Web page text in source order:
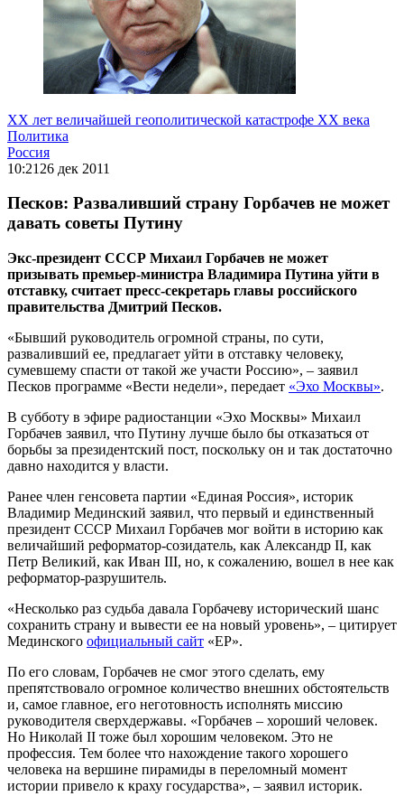
ХХ лет величайшей геополитической катастрофе ХХ века
Политика
Россия
10:21 26 дек 2011
Песков: Разваливший страну Горбачев не может
давать советы Путину
Экс-президент СССР Михаил Горбачев не может
призывать премьер-министра Владимира Путина уйти в
отставку, считает пресс-секретарь главы российского
правительства Дмитрий Песков.
«Бывший руководитель огромной страны, по сути,
разваливший ее, предлагает уйти в отставку человеку,
сумевшему спасти от такой же участи Россию», – заявил
Песков программе «Вести недели», передает «Эхо Москвы».
В субботу в эфире радиостанции «Эхо Москвы» Михаил
Горбачев заявил, что Путину лучше было бы отказаться от
борьбы за президентский пост, поскольку он и так достаточно
давно находится у власти.
Ранее член генсовета партии «Единая Россия», историк
Владимир Мединский заявил, что первый и единственный
президент СССР Михаил Горбачев мог войти в историю как
величайший реформатор-созидатель, как Александр II, как
Петр Великий, как Иван III, но, к сожалению, вошел в нее как
реформатор-разрушитель.
«Несколько раз судьба давала Горбачеву исторический шанс
сохранить страну и вывести ее на новый уровень», – цитирует
Мединского официальный сайт «ЕР».
По его словам, Горбачев не смог этого сделать, ему
препятствовало огромное количество внешних обстоятельств
и, самое главное, его неготовность исполнять миссию
руководителя сверхдержавы. «Горбачев – хороший человек.
Но Николай II тоже был хорошим человеком. Это не
профессия. Тем более что нахождение такого хорошего
человека на вершине пирамиды в переломный момент
истории привело к краху государства», – заявил историк.